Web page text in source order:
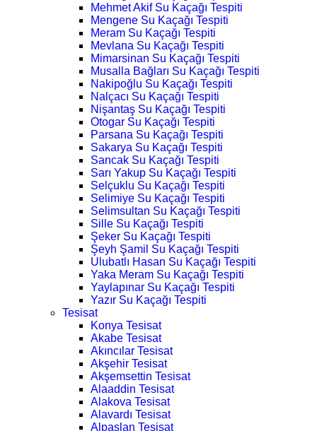
Mehmet Akif Su Kaçağı Tespiti
Mengene Su Kaçağı Tespiti
Meram Su Kaçağı Tespiti
Mevlana Su Kaçağı Tespiti
Mimarsinan Su Kaçağı Tespiti
Musalla Bağları Su Kaçağı Tespiti
Nakipoğlu Su Kaçağı Tespiti
Nalçacı Su Kaçağı Tespiti
Nişantaş Su Kaçağı Tespiti
Otogar Su Kaçağı Tespiti
Parsana Su Kaçağı Tespiti
Sakarya Su Kaçağı Tespiti
Sancak Su Kaçağı Tespiti
Sarı Yakup Su Kaçağı Tespiti
Selçuklu Su Kaçağı Tespiti
Selimiye Su Kaçağı Tespiti
Selimsultan Su Kaçağı Tespiti
Sille Su Kaçağı Tespiti
Şeker Su Kaçağı Tespiti
Şeyh Şamil Su Kaçağı Tespiti
Ulubatlı Hasan Su Kaçağı Tespiti
Yaka Meram Su Kaçağı Tespiti
Yaylapınar Su Kaçağı Tespiti
Yazır Su Kaçağı Tespiti
Tesisat
Konya Tesisat
Akabe Tesisat
Akıncılar Tesisat
Akşehir Tesisat
Akşemsettin Tesisat
Alaaddin Tesisat
Alakova Tesisat
Alavardı Tesisat
Alpaslan Tesisat